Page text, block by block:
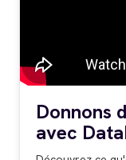
Donnons
avec